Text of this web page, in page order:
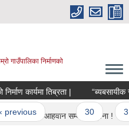
गाउँपालिका निर्माणको
कार्यमा तिब्रता | “ब्यबसायीक
previous … 30 31
ठेक्का आहवान सम्बन्धि सूचना !